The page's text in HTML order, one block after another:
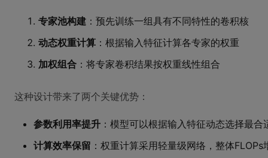
专家池构建 ：预先训练一组具有不同特性的卷积核
动态权重计算 ：根据输入特征计算各专家的权重
加权组合 ：将专家卷积结果按权重线性组合
这种设计带来了两个关键优势：
参数利用率提升 ：模型可以根据输入特征动态选择最合
计算效率保留 ：权重计算采用轻量级网络，整体FLOPs